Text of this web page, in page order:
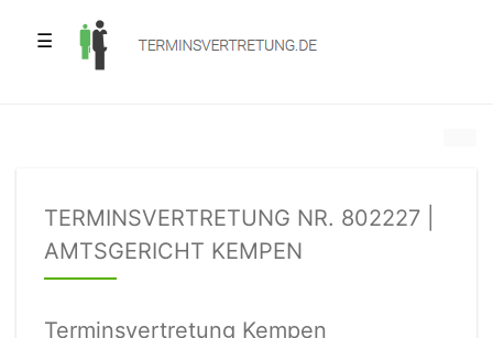
☰
TERMINSVERTRETUNG NR. 802227 |
AMTSGERICHT KEMPEN
Terminsvertretung Kempen